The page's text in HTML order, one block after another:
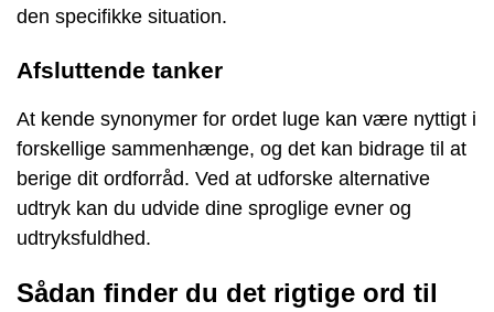
den specifikke situation.
Afsluttende tanker
At kende synonymer for ordet luge kan være nyttigt i
forskellige sammenhænge, og det kan bidrage til at
berige dit ordforråd. Ved at udforske alternative
udtryk kan du udvide dine sproglige evner og
udtryksfuldhed.
Sådan finder du det rigtige ord til